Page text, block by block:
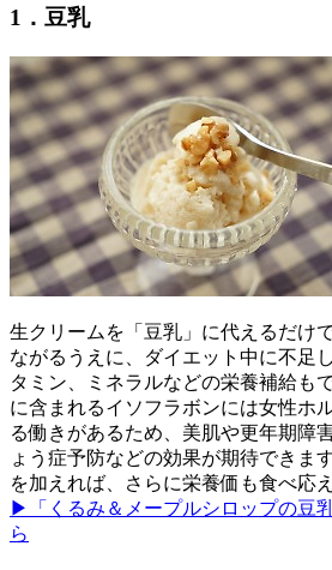
1．豆乳
生クリームを「豆乳」に代えるだけ
ながるうえに、ダイエット中に不足
タミン、ミネラルなどの栄養補給も
に含まれるイソフラボンには女性ホ
る働きがあるため、美肌や更年期障
ょう症予防などの効果が期待できま
を加えれば、さらに栄養価も食べ応
▶「くるみ＆メープルシロップの豆
ら